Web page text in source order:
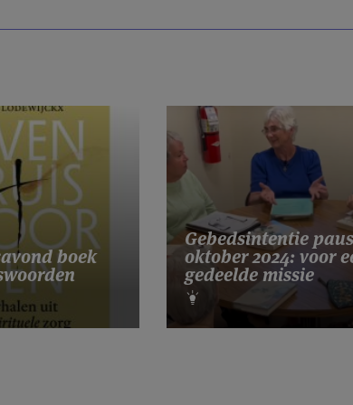
boek
Gebedsintentie paus
oktober 2024: voor
gedeelde missie